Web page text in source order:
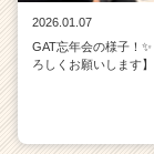
2026.01.07
GAT忘年会の様子！
ろしくお願いします】